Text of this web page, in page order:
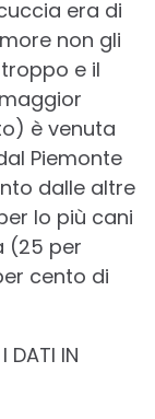
era di
non gli
e il
è venuta
Piemonte
dalle altre
lo più cani
(25 per
cento di
DATI IN